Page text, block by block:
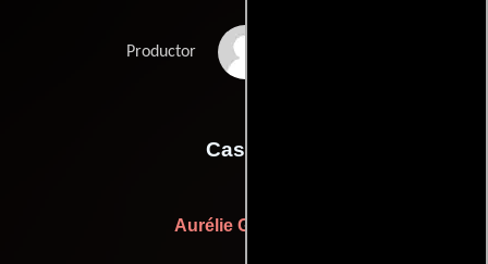
Productor
Casting
Aurélie Guichard